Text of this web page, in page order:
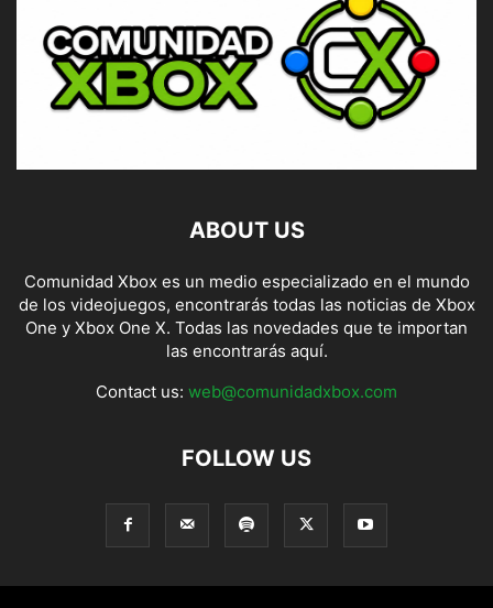
ABOUT US
Comunidad Xbox es un medio especializado en el mundo
de los videojuegos, encontrarás todas las noticias de Xbox
One y Xbox One X. Todas las novedades que te importan
las encontrarás aquí.
Contact us: web@comunidadxbox.com
FOLLOW US